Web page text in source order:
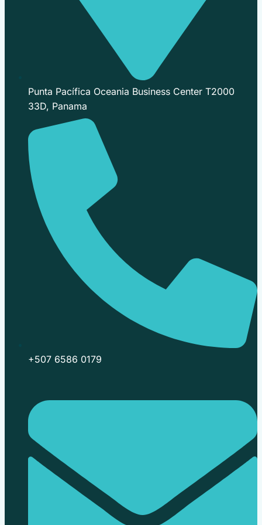
Punta Pacífica Oceania Business Center T2000
33D, Panama
+507 6586 0179